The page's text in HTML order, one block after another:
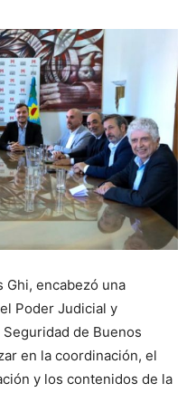
Ghi, encabezó una
Poder Judicial y
de Buenos
en la coordinación, el
y los contenidos de la